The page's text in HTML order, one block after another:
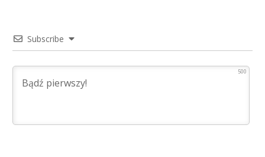
Subscribe
500